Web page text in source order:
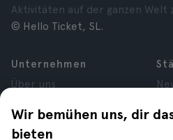
Wir bemühen uns, dir
bieten
Aktivitäten auf der ganzen Welt
© Hello Ticket, SL.
Unternehmen
Über uns
Partner
Bewertungen